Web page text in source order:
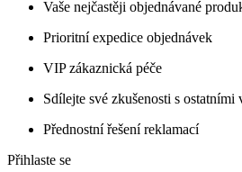
Vaše nejčastěji objednávané
Prioritní expedice objednávek
VIP zákaznická péče
Sdílejte své zkušenosti s ostatními
Přednostní řešení reklamací
Přihlaste se